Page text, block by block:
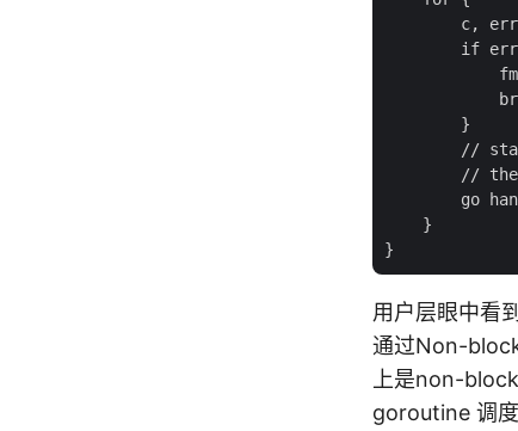
c,
if
        }
//
//
go
    }
用户层眼中看
通过Non-
上是non-
goroutine 调